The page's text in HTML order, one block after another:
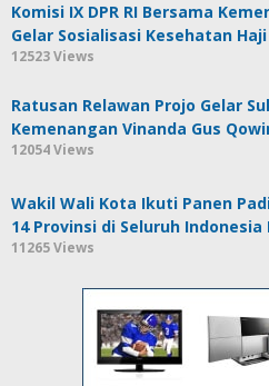
Komisi IX DPR RI Bersama
Gelar Sosialisasi Kesehatan
12523 Views
Ratusan Relawan Projo Gelar
Kemenangan Vinanda Gus
12054 Views
Wakil Wali Kota Ikuti Panen
14 Provinsi di Seluruh Indonesia
11265 Views